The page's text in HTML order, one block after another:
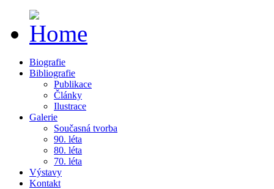
Biografie
Bibliografie
Publikace
Články
Ilustrace
Galerie
Současná tvorba
90. léta
80. léta
70. léta
Výstavy
Kontakt